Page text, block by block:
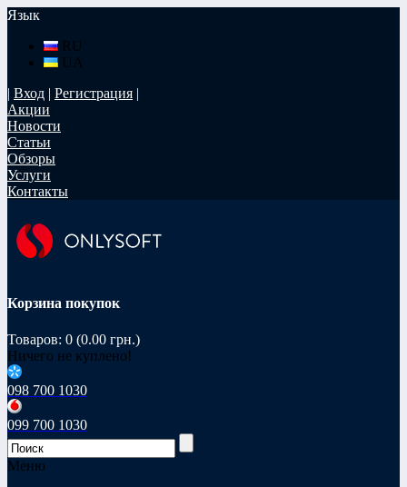
Язык
RU
UA
| Вход | Регистрация |
Акции
Новости
Статьи
Обзоры
Услуги
Контакты
Корзина покупок
Товаров: 0 (0.00 грн.)
Ничего не куплено!
098 700 1030
099 700 1030
Меню